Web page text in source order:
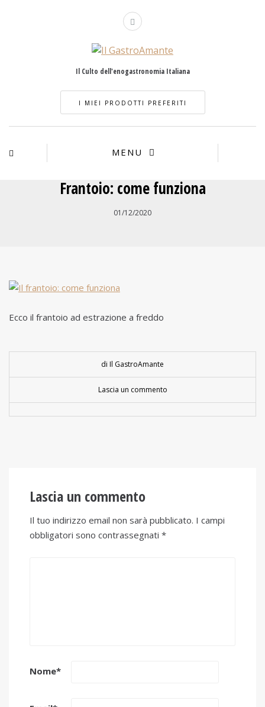
Il Culto dell'enogastronomia Italiana
I MIEI PRODOTTI PREFERITI
MENU
Frantoio: come funziona
01/12/2020
Ecco il frantoio ad estrazione a freddo
di Il GastroAmante
Lascia un commento
Lascia un commento
Il tuo indirizzo email non sarà pubblicato. I campi
obbligatori sono contrassegnati *
Nome*